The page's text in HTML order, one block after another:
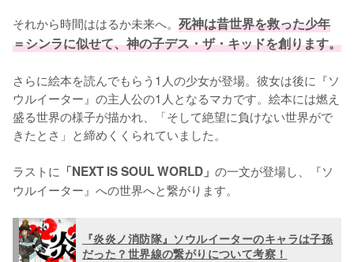
それから時間ははるか未来へ。 死神は昔世界を救った少年
＝シンラに似せて、神の子デス・ザ・キッドを創ります。
さらに絵本を読んでもらう1人の少女が登場。彼女は後に『ソ
ウルイーター』の主人公の1人となるマカです。絵本には燃え
盛る世界の様子が描かれ、「そして絶望に負けない世界がで
きたとさ」と締めくくられていました。
ラストに 「NEXT IS SOUL WORLD」 の一文が登場し、『ソ
ウルイーター』への世界へと繋がります。
『炎炎ノ消防隊』ソウルイーターのキャラは子孫
だった？世界線の繋がりについて考察！